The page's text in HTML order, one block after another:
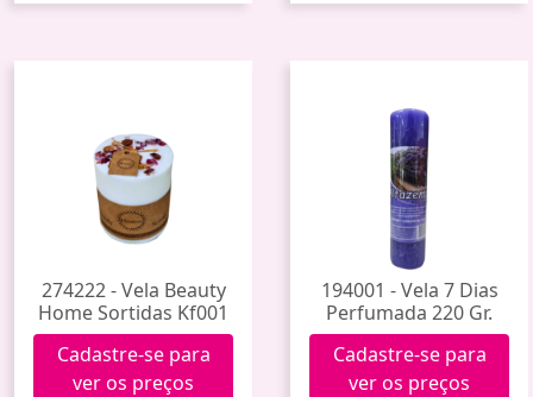
274222 - Vela Beauty
Home Sortidas Kf001
Cadastre-se para
ver os preços
194001 - Vela 7 Dias
Perfumada 220 Gr.
Cadastre-se para
ver os preços